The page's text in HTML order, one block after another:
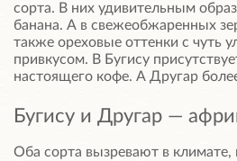
сорта. В них удивительным
банана. А в свежеобжаренных
также ореховые оттенки с чуть
привкусом. В Бугису
настоящего кофе. А Другар
Бугису и Другар —
Оба сорта вызревают в климате,